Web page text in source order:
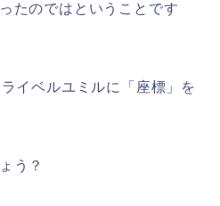
たのではということです
イベルユミルに「座標」を
う？